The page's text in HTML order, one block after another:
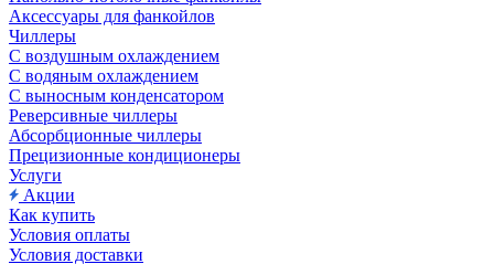
Аксессуары для фанкойлов
Чиллеры
С воздушным охлаждением
С водяным охлаждением
С выносным конденсатором
Реверсивные чиллеры
Абсорбционные чиллеры
Прецизионные кондиционеры
Услуги
Акции
Как купить
Условия оплаты
Условия доставки